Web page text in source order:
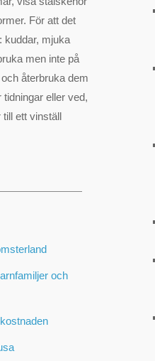
För att det
kuddar, mjuka
men inte på
återbruka dem
eller ved,
ett vinställ
och